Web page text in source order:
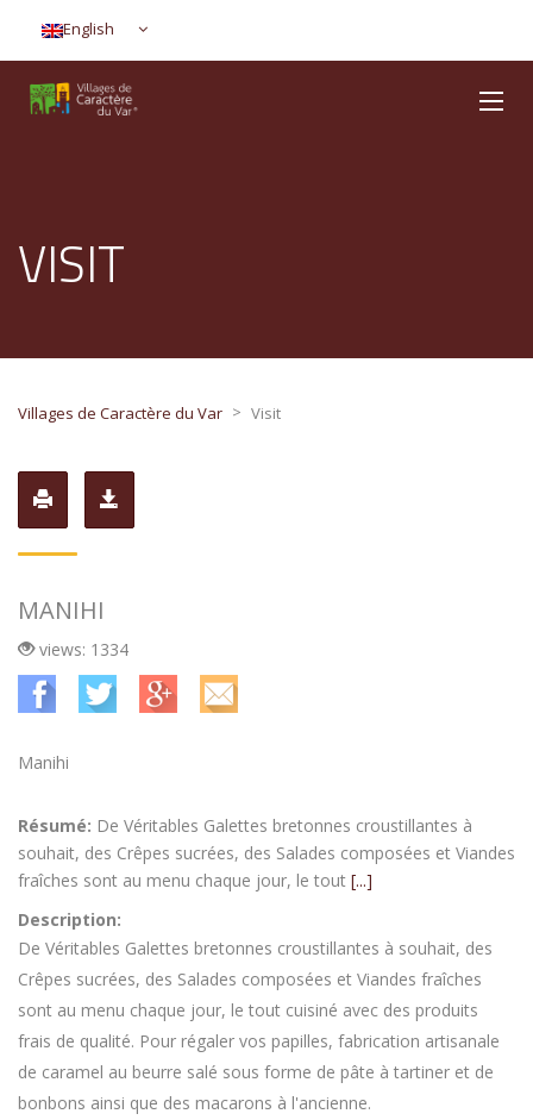
English
VISIT
Villages de Caractère du Var > Visit
MANIHI
views: 1334
Manihi
Résumé: De Véritables Galettes bretonnes croustillantes à
souhait, des Crêpes sucrées, des Salades composées et Viandes
fraîches sont au menu chaque jour, le tout [...]
Description:
De Véritables Galettes bretonnes croustillantes à souhait, des
Crêpes sucrées, des Salades composées et Viandes fraîches
sont au menu chaque jour, le tout cuisiné avec des produits
frais de qualité. Pour régaler vos papilles, fabrication artisanale
de caramel au beurre salé sous forme de pâte à tartiner et de
bonbons ainsi que des macarons à l'ancienne.